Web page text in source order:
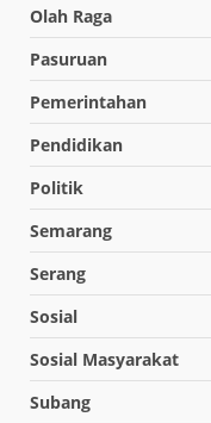
Olah Raga
Pasuruan
Pemerintahan
Pendidikan
Politik
Semarang
Serang
Sosial
Sosial Masyarakat
Subang